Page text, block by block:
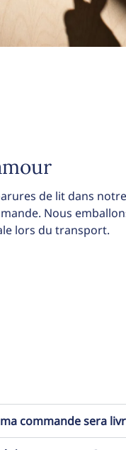
de lit dans
Nous
lors du transport.
commande sera